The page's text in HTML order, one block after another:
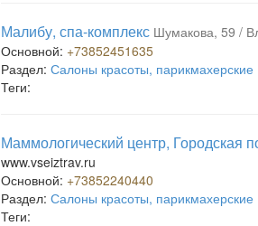
Малибу, спа-комплекс Шумакова, 59 /
Основной: +73852451635
Раздел: Салоны красоты, парикмахерские
Теги:
Маммологический центр, Городская
www.vseiztrav.ru
Основной: +73852240440
Раздел: Салоны красоты, парикмахерские
Теги: